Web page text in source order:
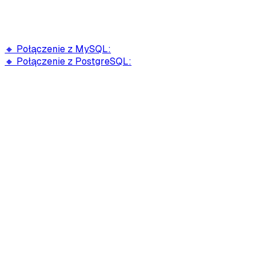
🔸 Połączenie z MySQL:
🔸 Połączenie z PostgreSQL: